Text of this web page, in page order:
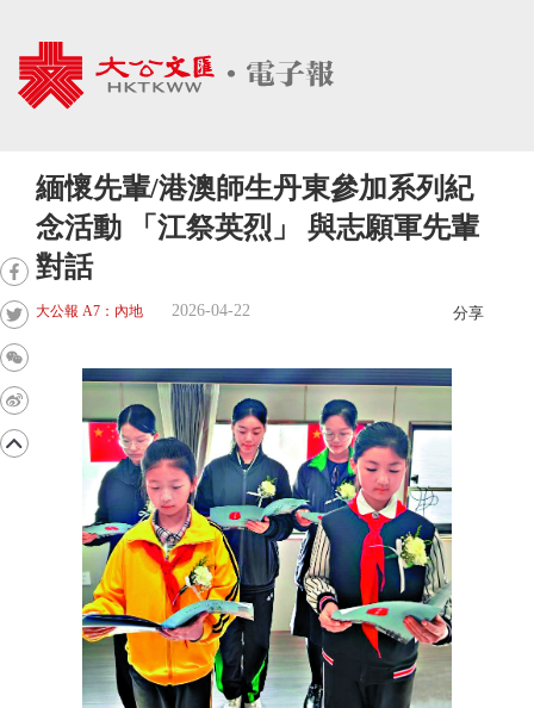
緬懷先輩/港澳師生丹東參加系列紀
念活動 「江祭英烈」 與志願軍先輩
對話
大公報 A7：內地 2026-04-22 分享